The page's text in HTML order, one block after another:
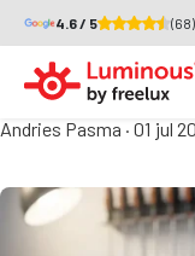
4.6 / 5 (68)
Wat zijn
Andries Pasma · 01 jul